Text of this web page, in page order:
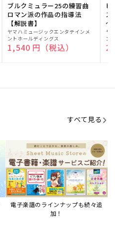
ブルクミュラー25の練習曲
ロマン派の作品の指導法
【解説書】
販
売
元:
ヤマハミュージックエンタテインメ
ントホールディングス
通常価格
1,540 円（税込）
ピ
ス
～
販
売
元:
ヤ
ン
すべて見る
電子楽譜のラインナップも続々追
加！